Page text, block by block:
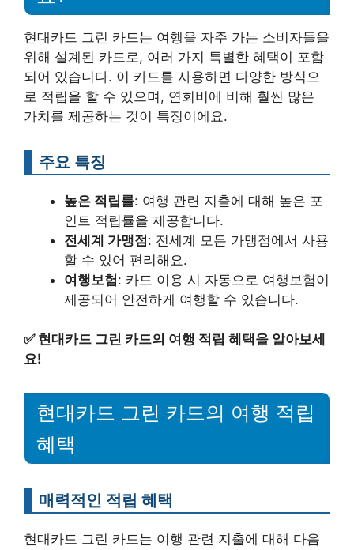
현대카드 그린 카드는 여행을 자주 가는 소비자들을
위해 설계된 카드로, 여러 가지 특별한 혜택이 포함
되어 있습니다. 이 카드를 사용하면 다양한 방식으
로 적립을 할 수 있으며, 연회비에 비해 훨씬 많은
가치를 제공하는 것이 특징이에요.
주요 특징
높은 적립률: 여행 관련 지출에 대해 높은 포
인트 적립률을 제공합니다.
전세계 가맹점: 전세계 모든 가맹점에서 사용
할 수 있어 편리해요.
여행보험: 카드 이용 시 자동으로 여행보험이
제공되어 안전하게 여행할 수 있습니다.
✅ 현대카드 그린 카드의 여행 적립 혜택을 알아보세
요!
현대카드 그린 카드의 여행 적립
혜택
매력적인 적립 혜택
현대카드 그린 카드는 여행 관련 지출에 대해 다음